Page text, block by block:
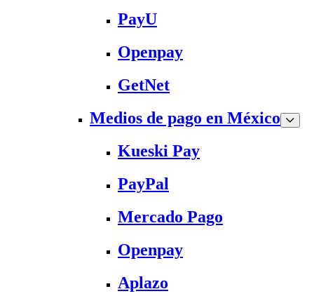
PayU
Openpay
GetNet
Medios de pago en México
Kueski Pay
PayPal
Mercado Pago
Openpay
Aplazo